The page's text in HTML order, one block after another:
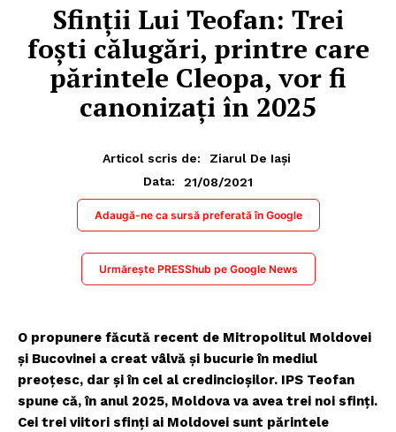
Sfinţii Lui Teofan: Trei
foşti călugări, printre care
părintele Cleopa, vor fi
canonizaţi în 2025
Articol scris de:
Ziarul De Iași
Data:
21/08/2021
Adaugă-ne ca sursă preferată în Google
Urmărește PRESShub pe Google News
O propunere făcută recent de Mitropolitul Moldovei
şi Bucovinei a creat vâlvă şi bucurie în mediul
preoţesc, dar şi în cel al credincioşilor. IPS Teofan
spune că, în anul 2025, Moldova va avea trei noi sfinţi.
Cei trei viitori sfinţi ai Moldovei sunt părintele